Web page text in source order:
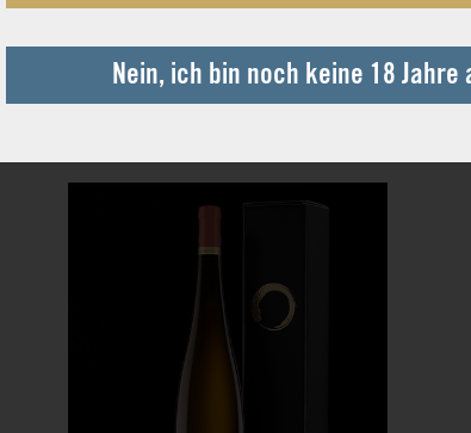
26,22 € pro Liter
Nein, ich bin noch keine 18 Jahre